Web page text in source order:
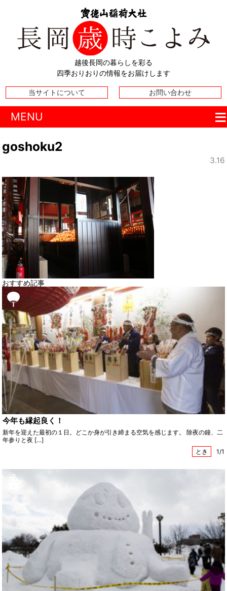
越後長岡の暮らしを彩る
四季おりおりの情報をお届けします
当サイトについて お問い合わせ
MENU
goshoku2
3.16
おすすめ記事
今年も縁起良く！
新年を迎えた最初の１日。どこか身が引き締まる空気を感じます。 除夜の鐘、二
年参りと夜 […]
とき
1/1